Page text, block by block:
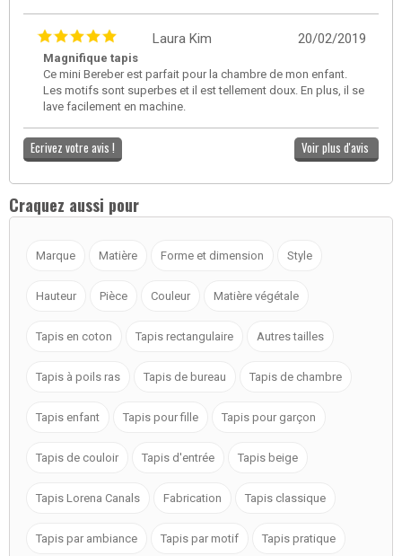
20/02/2019
Laura Kim
Magnifique tapis
Ce mini Bereber est parfait pour la chambre de mon enfant.
Les motifs sont superbes et il est tellement doux. En plus, il se
lave facilement en machine.
Ecrivez votre avis ! Voir plus d'avis
Craquez aussi pour
Marque Matière Forme et dimension Style
Hauteur Pièce Couleur Matière végétale
Tapis en coton Tapis rectangulaire Autres tailles
Tapis à poils ras Tapis de bureau Tapis de chambre
Tapis enfant Tapis pour fille Tapis pour garçon
Tapis de couloir Tapis d'entrée Tapis beige
Tapis Lorena Canals Fabrication Tapis classique
Tapis par ambiance Tapis par motif Tapis pratique